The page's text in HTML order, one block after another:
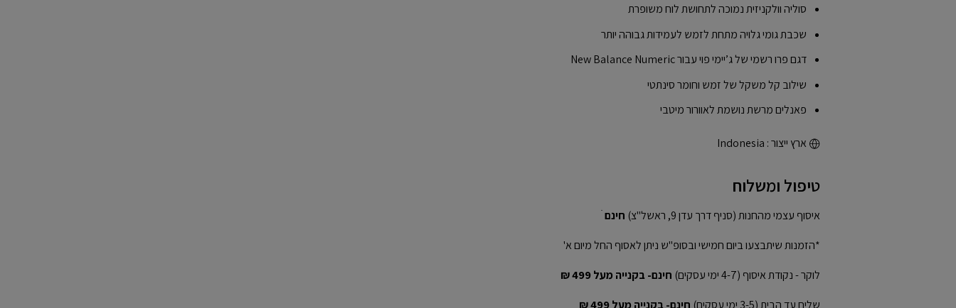
סוליה וולקניזית נמוכה לתחושת לוח משופרת
שכבת גומי גלויה מתחת לזמש לעמידות גבוהה יותר
דגם פרו רשמי של ג’יימי פוי עבור New Balance Numeric
שילוב קל משקל של זמש וחומר סינתטי
פאנלים מרשת נושמת לאוורור מיטבי
ארץ ייצור : Indonesia
טיפול ומשלוח
איסוף עצמי מהחנות (סניף דרך עדן 9, ראשל"צ) חינםׁ
*הזמנות שיתבצעו ביום חמישי ובסופ"ש ניתן לאסוף החל מיום א'
לוקר - נקודת איסוף (4-7 ימי עסקים)
חינם- בקנייה מעל 499 ₪
שליח עד הבית (3-5 ימי עסקים)
חינם- בקנייה מעל 499 ₪